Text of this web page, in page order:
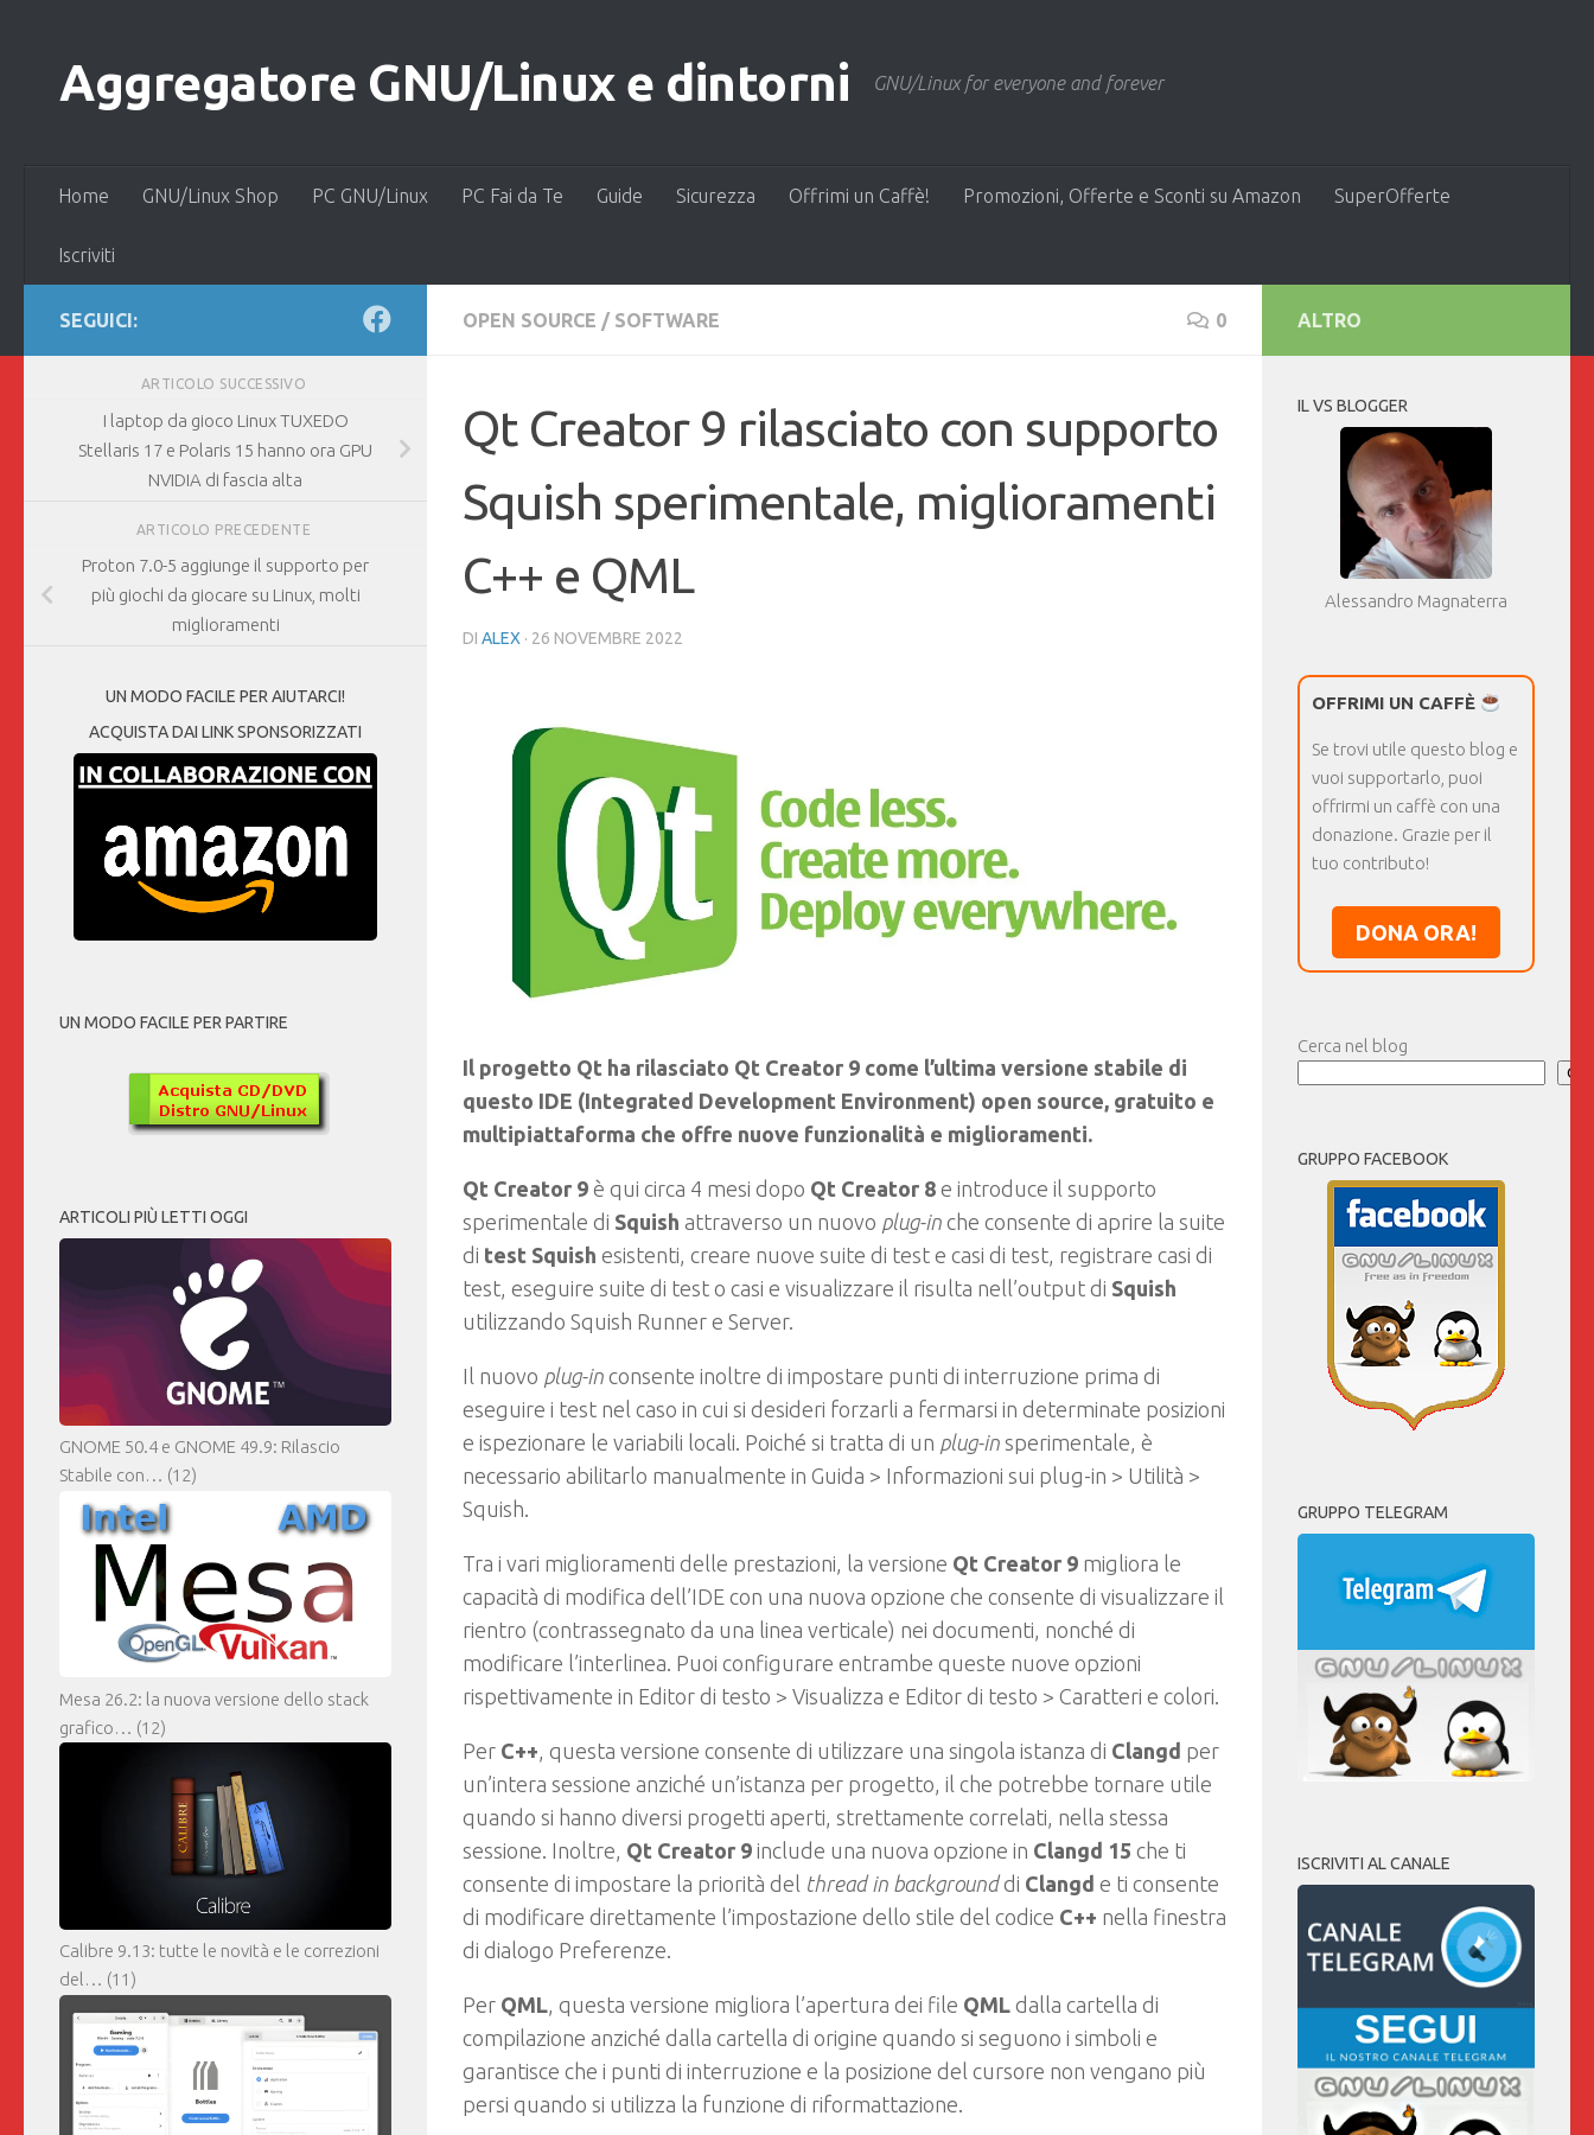
Aggregatore GNU/Linux e dintorni GNU/Linux for everyone and forever
Home GNU/Linux Shop PC GNU/Linux PC Fai da Te Guide Sicurezza Offrimi un Caffè! Promozioni, Offerte e Sconti su Amazon SuperOfferte
Iscriviti
OPEN SOURCE / SOFTWARE 0
Qt Creator 9 rilasciato con supporto
Squish sperimentale, miglioramenti
C++ e QML
DI ALEX · 26 NOVEMBRE 2022
Il progetto Qt ha rilasciato Qt Creator 9 come l’ultima versione stabile di
questo IDE (Integrated Development Environment) open source, gratuito e
multipiattaforma che offre nuove funzionalità e miglioramenti.
Qt Creator 9 è qui circa 4 mesi dopo Qt Creator 8 e introduce il supporto
sperimentale di Squish attraverso un nuovo plug-in che consente di aprire la suite
di test Squish esistenti, creare nuove suite di test e casi di test, registrare casi di
test, eseguire suite di test o casi e visualizzare il risulta nell’output di Squish
utilizzando Squish Runner e Server.
Il nuovo plug-in consente inoltre di impostare punti di interruzione prima di
eseguire i test nel caso in cui si desideri forzarli a fermarsi in determinate posizioni
e ispezionare le variabili locali. Poiché si tratta di un plug-in sperimentale, è
necessario abilitarlo manualmente in Guida > Informazioni sui plug-in > Utilità >
Squish.
Tra i vari miglioramenti delle prestazioni, la versione Qt Creator 9 migliora le
capacità di modifica dell’IDE con una nuova opzione che consente di visualizzare il
rientro (contrassegnato da una linea verticale) nei documenti, nonché di
modificare l’interlinea. Puoi configurare entrambe queste nuove opzioni
rispettivamente in Editor di testo > Visualizza e Editor di testo > Caratteri e colori.
Per C++, questa versione consente di utilizzare una singola istanza di Clangd per
un’intera sessione anziché un’istanza per progetto, il che potrebbe tornare utile
quando si hanno diversi progetti aperti, strettamente correlati, nella stessa
sessione. Inoltre, Qt Creator 9 include una nuova opzione in Clangd 15 che ti
consente di impostare la priorità del thread in backgrounddi Clangd e ti consente
di modificare direttamente l’impostazione dello stile del codice C++ nella finestra
di dialogo Preferenze.
Per QML, questa versione migliora l’apertura dei file QML dalla cartella di
compilazione anziché dalla cartella di origine quando si seguono i simboli e
garantisce che i punti di interruzione e la posizione del cursore non vengano più
persi quando si utilizza la funzione di riformattazione.
SEGUICI:
ARTICOLO SUCCESSIVO
I laptop da gioco Linux TUXEDO
Stellaris 17 e Polaris 15 hanno ora GPU
NVIDIA di fascia alta
ARTICOLO PRECEDENTE
Proton 7.0-5 aggiunge il supporto per
più giochi da giocare su Linux, molti
miglioramenti
UN MODO FACILE PER AIUTARCI!
ACQUISTA DAI LINK SPONSORIZZATI
UN MODO FACILE PER PARTIRE
ARTICOLI PIÙ LETTI OGGI
GNOME 50.4 e GNOME 49.9: Rilascio
Stabile con… (12)
Mesa 26.2: la nuova versione dello stack
grafico… (12)
Calibre 9.13: tutte le novità e le correzioni
del… (11)
ALTRO
IL VS BLOGGER
Alessandro Magnaterra
OFFRIMI UN CAFFÈ
Se trovi utile questo blog e
vuoi supportarlo, puoi
offrirmi un caffè con una
donazione. Grazie per il
tuo contributo!
DONA ORA!
Cerca nel blog
GRUPPO FACEBOOK
GRUPPO TELEGRAM
ISCRIVITI AL CANALE